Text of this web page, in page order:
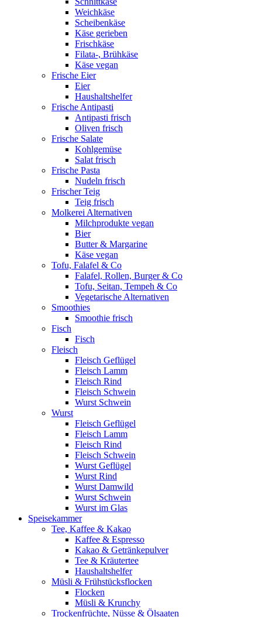
Weichkäse
Scheibenkäse
Käse gerieben
Frischkäse
Filata-, Brühkäse
Käse vegan
Frische Eier
Eier
Haushaltshelfer
Frische Antipasti
Antipasti frisch
Oliven frisch
Frische Salate
Kohlgemüse
Salat frisch
Frische Pasta
Nudeln frisch
Frischer Teig
Teig frisch
Molkerei Alternativen
Milchprodukte vegan
Bier
Butter & Margarine
Käse vegan
Tofu, Falafel & Co
Falafel, Rollen, Burger & Co
Tofu, Seitan, Tempeh & Co
Vegetarische Alternativen
Smoothies
Smoothie frisch
Fisch
Fisch
Fleisch
Fleisch Geflügel
Fleisch Lamm
Fleisch Rind
Fleisch Schwein
Wurst Schwein
Wurst
Fleisch Geflügel
Fleisch Lamm
Fleisch Rind
Fleisch Schwein
Wurst Geflügel
Wurst Rind
Wurst Damwild
Wurst Schwein
Wurst im Glas
Speisekammer
Tee, Kaffee & Kakao
Kaffee & Espresso
Kakao & Getränkepulver
Tee & Kräutertee
Haushaltshelfer
Müsli & Frühstücksflocken
Flocken
Müsli & Krunchy
Trockenfrüchte, Nüsse & Ölsaaten